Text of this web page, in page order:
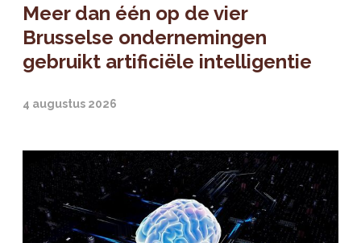
Meer dan één op de vier
Brusselse ondernemingen
gebruikt artificiële intelligentie
4 augustus 2026